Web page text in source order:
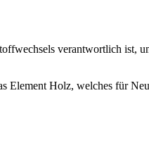
verantwortlich ist,
Element Holz, welches für